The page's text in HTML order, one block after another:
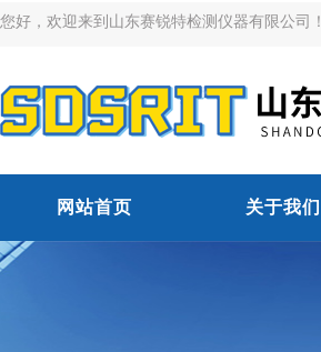
您好，欢迎来到山东赛锐特检测仪器有限公司！
网站首页 关于我们